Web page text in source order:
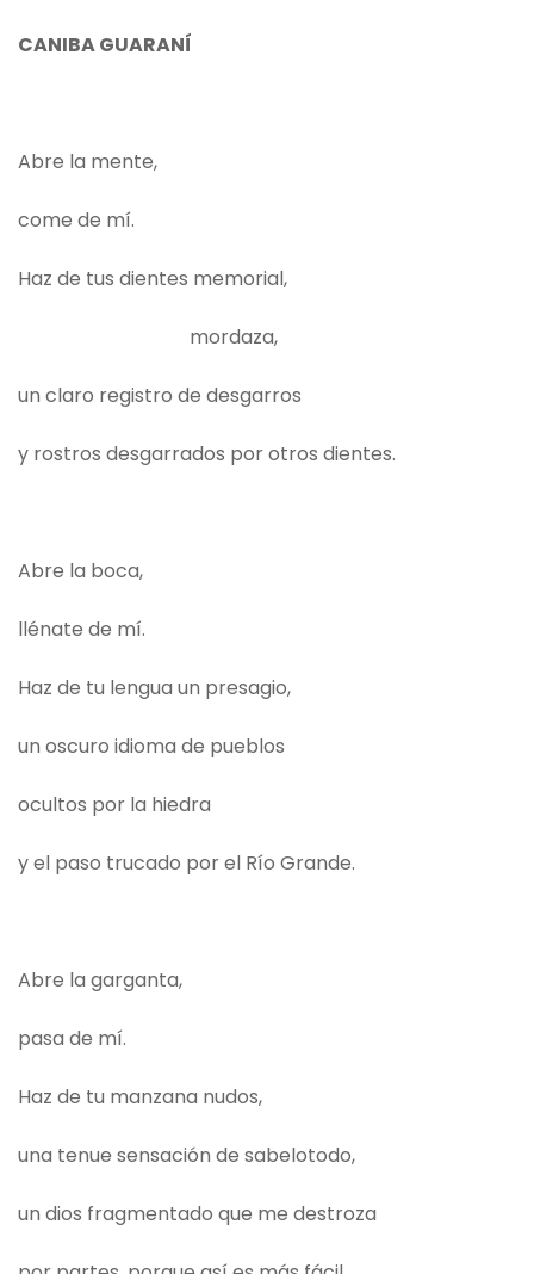
CANIBA GUARANÍ
Abre la mente,
come de mí.
Haz de tus dientes memorial,
mordaza,
un claro registro de desgarros
y rostros desgarrados por otros dientes.
Abre la boca,
llénate de mí.
Haz de tu lengua un presagio,
un oscuro idioma de pueblos
ocultos por la hiedra
y el paso trucado por el Río Grande.
Abre la garganta,
pasa de mí.
Haz de tu manzana nudos,
una tenue sensación de sabelotodo,
un dios fragmentado que me destroza